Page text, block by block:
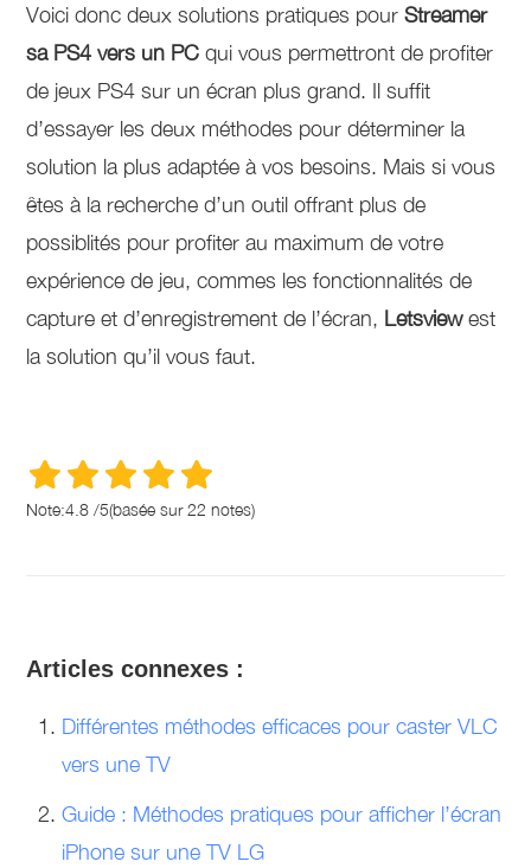
Voici donc deux solutions pratiques pourStreamer
sa PS4 vers un PC qui vous permettront de profiter
de jeux PS4 sur un écran plus grand. Il suffit
d’essayer les deux méthodes pour déterminer la
solution la plus adaptée à vos besoins. Mais si vous
êtes à la recherche d’un outil offrant plus de
possiblités pour profiter au maximum de votre
expérience de jeu, commes les fonctionnalités de
capture et d’enregistrement de l’écran, Letsviewest
la solution qu’il vous faut.
Note:4.8 /5(basée sur22 notes)
Articles connexes :
Différentes méthodes efficaces pour caster VLC
vers une TV
Guide : Méthodes pratiques pour afficher l’écran
iPhone sur une TV LG